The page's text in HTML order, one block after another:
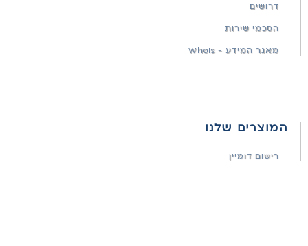
דרושים
הסכמי שירות
מאגר המידע - WhoIs
המוצרים שלנו
רישום דומיין